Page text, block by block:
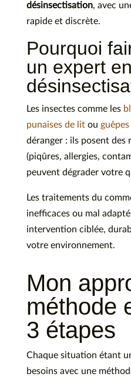
désinsectisation, avec
rapide et discrète.
Pourquoi
un expert en
Les insectes comme les
punaises de litou guêpes
déranger : ils posent des
(piqûres, allergies,
peuvent dégrader votre
Les traitements du
inefficaces ou mal
intervention ciblée,
votre environnement.
Mon
méthode
3 étapes
Chaque situation étant
besoins avec une